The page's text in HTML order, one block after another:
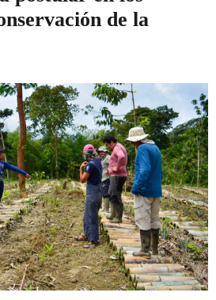
de la